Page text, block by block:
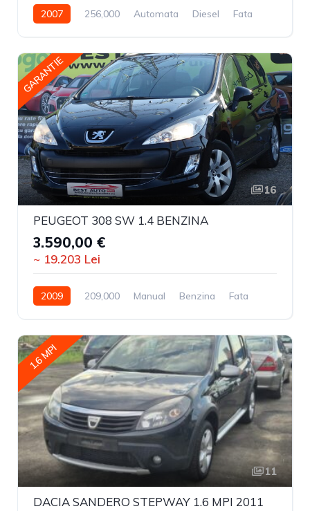
2007 256,000 Automata Diesel Fata
GARANTIE
16
PEUGEOT 308 SW 1.4 BENZINA
3.590,00 €
~ 19.203 Lei
2009 209,000 Manual Benzina Fata
1.6 MPI
11
DACIA SANDERO STEPWAY 1.6 MPI 2011